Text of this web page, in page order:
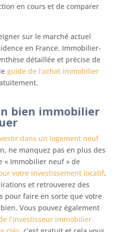
en cours et de comparer
sur le marché actuel
en France. Immobilier-
détaillée et précise de
guide de l'achat immobilier
bien immobilier
dans un logement neuf
ne manquez pas en plus des
« Immobilier neuf » de
votre investissement locatif.
et retrouverez des
pour faire en sorte que votre
Vous pouvez également
l’investisseur immobilier